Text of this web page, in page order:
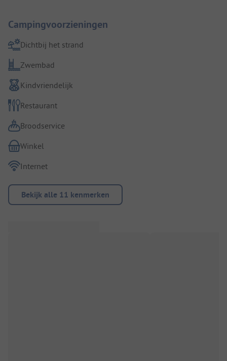
Campingvoorzieningen
Dichtbij het strand
Zwembad
Kindvriendelijk
Restaurant
Broodservice
Winkel
Internet
Bekijk alle 11 kenmerken